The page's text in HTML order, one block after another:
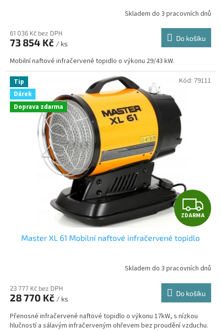
R
M
A
Skladem do 3 pracovních dnů
61 036 Kč bez DPH
73 854 Kč / ks
Do košíku
Mobilní naftové infračervené topidlo o výkonu 29/43 kW.
Tip
Dárek
Doprava zdarma
Z
D
R
M
A
ZDARMA
Master XL 61 Mobilní naftové infračervené topidlo
Skladem do 3 pracovních dnů
23 777 Kč bez DPH
28 770 Kč / ks
Do košíku
Přenosné infračervené naftové topidlo o výkonu 17kW, s nízkou
hlučností a sálavým infračerveným ohřevem bez proudění vzduchu.
Kód: 79111